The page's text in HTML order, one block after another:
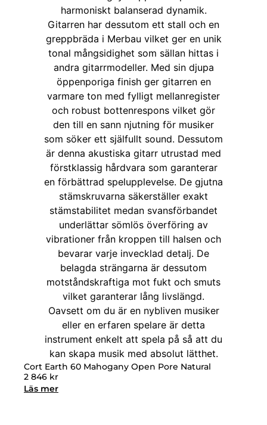
Cort Earth 60 Mahogany Open Pore Natural
2 846 kr
Läs mer